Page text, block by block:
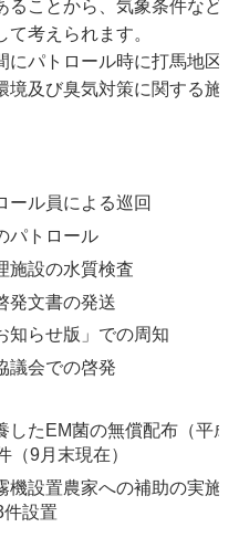
ることから、気象条件など
考えられます。
にパトロール時に打馬地区
境及び臭気対策に関する施
ール員による巡回
パトロール
施設の水質検査
発文書の発送
知らせ版」での周知
議会での啓発
したEM菌の無償配布（平成
9月末現在）
機設置農家への補助の実施
設置